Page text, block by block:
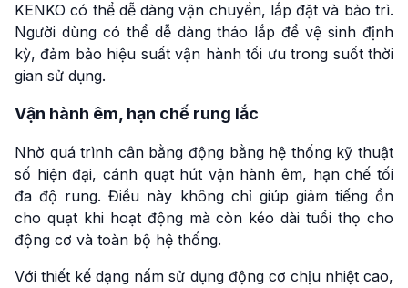
KENKO có thể dễ dàng vận chuyển, lắp đặt và bảo trì.
Người dùng có thể dễ dàng tháo lắp để vệ sinh định
kỳ, đảm bảo hiệu suất vận hành tối ưu trong suốt thời
gian sử dụng.
Vận hành êm, hạn chế rung lắc
Nhờ quá trình cân bằng động bằng hệ thống kỹ thuật
số hiện đại, cánh quạt hút vận hành êm, hạn chế tối
đa độ rung. Điều này không chỉ giúp giảm tiếng ồn
cho quạt khi hoạt động mà còn kéo dài tuổi thọ cho
động cơ và toàn bộ hệ thống.
Với thiết kế dạng nấm sử dụng động cơ chịu nhiệt cao,